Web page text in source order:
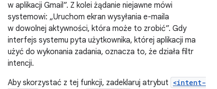
w aplikacji Gmail”. Z kolei żądanie niejawne mówi
systemowi: „Uruchom ekran wysyłania e-maila
w dowolnej aktywności, która może to zrobić”. Gdy
interfejs systemu pyta użytkownika, której aplikacji ma
użyć do wykonania zadania, oznacza to, że działa filtr
intencji.
Aby skorzystać z tej funkcji, zadeklaruj atrybut <intent-